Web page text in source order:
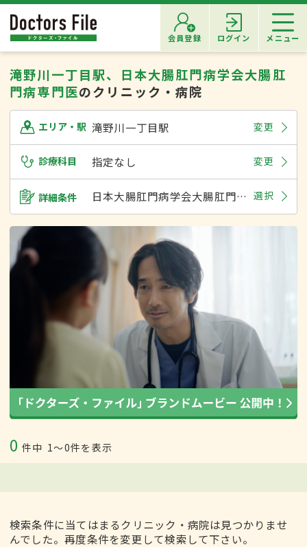
会員登録 ログイン メニュー
滝野川一丁目駅、日本大腸肛門病学会大腸肛
門病専門医のクリニック・病院
エリア・駅 滝野川一丁目駅 変更
診療科目 指定なし 変更
詳細条件 日本大腸肛門病学会大腸肛門病専門医 選択
0 件中 1〜0件を表示
検索条件に当てはまるクリニック・病院は見つかりませ
んでした。再度条件を変更して検索して下さい。